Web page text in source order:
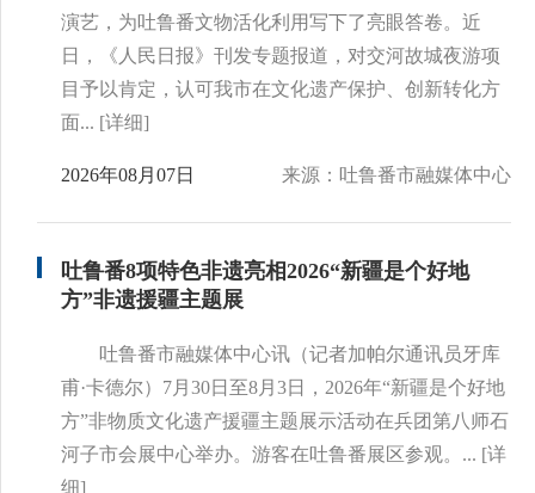
演艺，为吐鲁番文物活化利用写下了亮眼答卷。近
日，《人民日报》刊发专题报道，对交河故城夜游项
目予以肯定，认可我市在文化遗产保护、创新转化方
面... [详细]
2026年08月07日 来源：吐鲁番市融媒体中心
吐鲁番8项特色非遗亮相2026“新疆是个好地
方”非遗援疆主题展
吐鲁番市融媒体中心讯（记者加帕尔通讯员牙库
甫·卡德尔）7月30日至8月3日，2026年“新疆是个好地
方”非物质文化遗产援疆主题展示活动在兵团第八师石
河子市会展中心举办。游客在吐鲁番展区参观。... [详
细]